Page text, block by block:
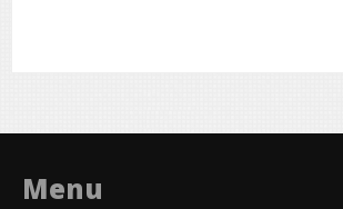
Menu